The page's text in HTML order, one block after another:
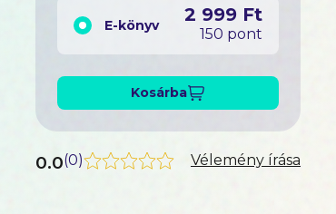
E-könyv 2 999 Ft
150 pont
Kosárba
0.0(0) Vélemény írása